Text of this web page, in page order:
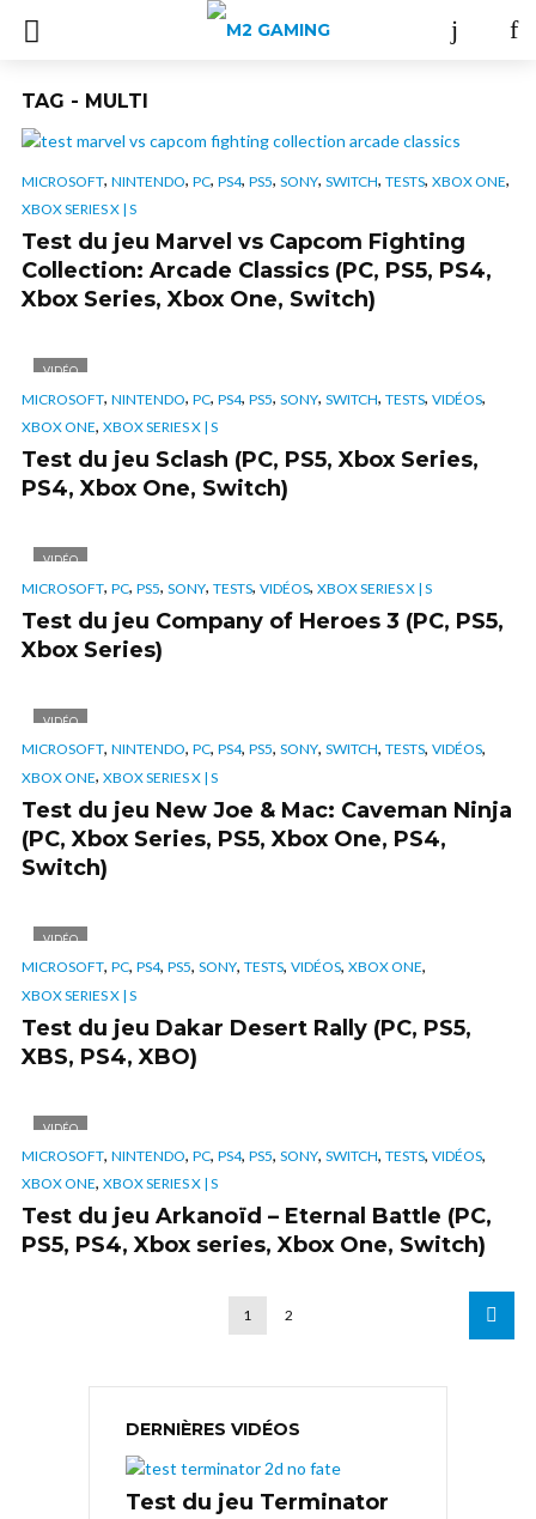
TAG - MULTI
MICROSOFT, NINTENDO, PC, PS4, PS5, SONY, SWITCH, TESTS, XBOX ONE,
XBOX SERIES X | S
Test du jeu Marvel vs Capcom Fighting
Collection: Arcade Classics (PC, PS5, PS4,
Xbox Series, Xbox One, Switch)
VIDÉO
MICROSOFT, NINTENDO, PC, PS4, PS5, SONY, SWITCH, TESTS, VIDÉOS,
XBOX ONE, XBOX SERIES X | S
Test du jeu Sclash (PC, PS5, Xbox Series,
PS4, Xbox One, Switch)
VIDÉO
MICROSOFT, PC, PS5, SONY, TESTS, VIDÉOS, XBOX SERIES X | S
Test du jeu Company of Heroes 3 (PC, PS5,
Xbox Series)
VIDÉO
MICROSOFT, NINTENDO, PC, PS4, PS5, SONY, SWITCH, TESTS, VIDÉOS,
XBOX ONE, XBOX SERIES X | S
Test du jeu New Joe & Mac: Caveman Ninja
(PC, Xbox Series, PS5, Xbox One, PS4,
Switch)
VIDÉO
MICROSOFT, PC, PS4, PS5, SONY, TESTS, VIDÉOS, XBOX ONE,
XBOX SERIES X | S
Test du jeu Dakar Desert Rally (PC, PS5,
XBS, PS4, XBO)
VIDÉO
MICROSOFT, NINTENDO, PC, PS4, PS5, SONY, SWITCH, TESTS, VIDÉOS,
XBOX ONE, XBOX SERIES X | S
Test du jeu Arkanoïd – Eternal Battle (PC,
PS5, PS4, Xbox series, Xbox One, Switch)
1 2
DERNIÈRES VIDÉOS
Test du jeu Terminator